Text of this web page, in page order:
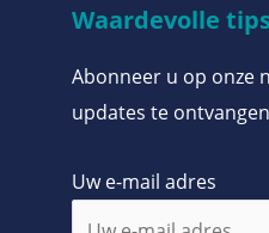
Waardevolle tips
Abonneer u op onze
updates te
Uw e-mail adres